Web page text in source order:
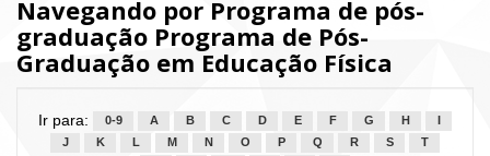
Navegando por Programa de pós-
graduação Programa de Pós-
Graduação em Educação Física
Ir para: 0-9 A B C D E F G H
J
K L M N O P Q R S
T